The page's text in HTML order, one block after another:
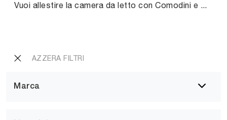
AZZERA FILTRI
Marca
Vuoi allestire la camera da letto con Comodini e cassettiere di Cinquanta3? Ti presentiamo il modello Comodino Atene in melaminico per spazi moderni.